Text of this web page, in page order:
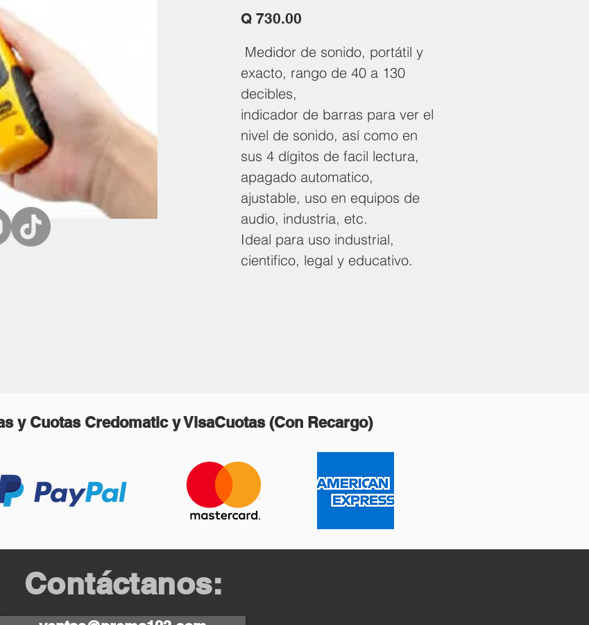
Q 730.00
Medidor de sonido, portátil y
exacto, rango de 40 a 130
decibles,
indicador de barras para ver el
nivel de sonido, así como en
sus 4 dígitos de facil lectura,
apagado automatico,
ajustable, uso en equipos de
audio, industria, etc.
Ideal para uso industrial,
cientifico, legal y educativo.
y Cuotas Credomatic y VisaCuotas (Con Recargo)
Contáctanos: